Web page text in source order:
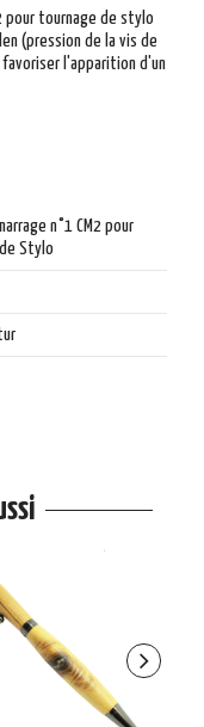
pour tournage de stylo
(pression de la vis de
l'apparition d'un
n°1 CM2 pour
Stylo